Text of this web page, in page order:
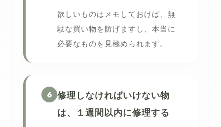
欲しいものはメモしておけば、無
駄な買い物を防げますし、本当に
必要なものを見極められます。
6 修理しなければいけない物
は、１週間以内に修理する